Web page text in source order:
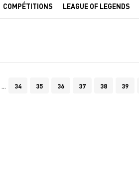
COMPÉTITIONS LEAGUE OF LEGENDS
34 35 36 37 38 39